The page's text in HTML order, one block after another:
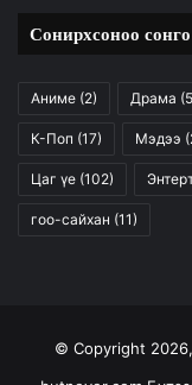
Сонирхсоноо сонго
Аниме (2) Драма
К-Поп (17) Мэдээ
Цаг үе (102)
гоо-сайхан (11)
© Copyright 2026,